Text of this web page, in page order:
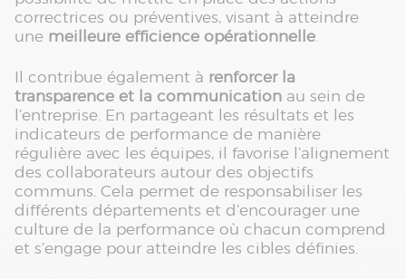
correctrices ou préventives, visant à atteindre
une meilleure efficience opérationnelle.
Il contribue également à renforcer la
transparence et la communication au sein de
l’entreprise. En partageant les résultats et les
indicateurs de performance de manière
régulière avec les équipes, il favorise l’alignement
des collaborateurs autour des objectifs
communs. Cela permet de responsabiliser les
différents départements et d’encourager une
culture de la performance où chacun comprend
et s’engage pour atteindre les cibles définies.